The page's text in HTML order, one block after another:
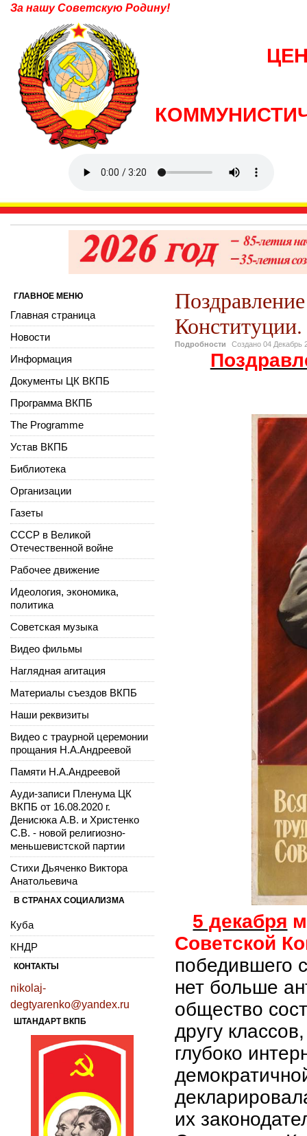
За нашу Советскую Родину!
Конституции.
Подробности Создано 04 Декабрь
5 декабря
Советской
победившего
нет больше
общество
другу
глубоко
их
ГЛАВНОЕ МЕНЮ
Главная страница
Новости
Информация
Документы ЦК ВКПБ
Программа ВКПБ
The Programme
Устав ВКПБ
Библиотека
Организации
Газеты
СССР в Великой
Отечественной войне
Рабочее движение
Идеология, экономика,
политика
Советская музыка
Видео фильмы
Наглядная агитация
Материалы съездов ВКПБ
Наши реквизиты
Видео с траурной церемонии
прощания Н.А.Андреевой
Памяти Н.А.Андреевой
Ауди-записи Пленума ЦК
ВКПБ от 16.08.2020 г.
Денисюка А.В. и Христенко
С.В. - новой религиозно-
меньшевистской партии
Стихи Дьяченко Виктора
Анатольевича
В СТРАНАХ СОЦИАЛИЗМА
Куба
КНДР
КОНТАКТЫ
nikolaj-
degtyarenko@yandex.ru
ШТАНДАРТ ВКПБ